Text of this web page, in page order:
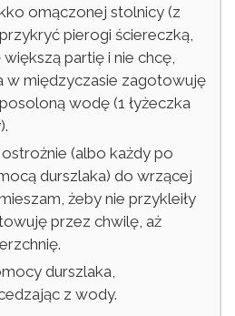
omączonej stolnicy (z
pierogi ściereczką,
partię i nie chcę,
w międzyczasie zagotowuję
wodę (1 łyżeczka
(albo każdy po
durszlaka) do wrzącej
żeby nie przykleiły
przez chwilę, aż
durszlaka,
z wody.